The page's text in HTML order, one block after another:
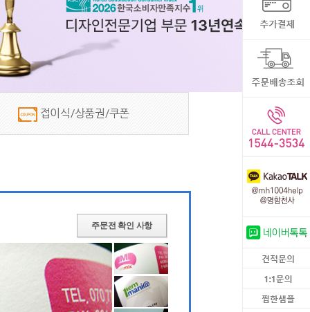
접이식/상품권/쿠폰
주문전 확인 사항